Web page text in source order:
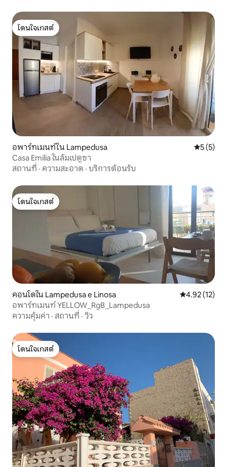
โดนใจเกสต์
โดนใจเกสต์
อพาร์ทเมนท์ใน Lampedusa คะแนนเฉ
5 (5)
Casa Emilia ในลัมเปดูซา
สถานที่ · ความสะอาด · บริการต้อนรับ
โดนใจเกสต์
โดนใจเกสต์
คอนโดใน Lampedusa e Linosa คะแนนเฉลี่ย
4.92 (12)
อพาร์ทเมนท์ YELLOW_RgB_Lampedusa
ความคุ้มค่า · สถานที่ · วิว
โดนใจเกสต์
โดนใจเกสต์